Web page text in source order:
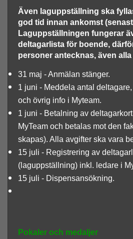
Även laguppställning ska
god tid innan ankomst
Laguppställningen fungerar
deltagarlista för boende,
personer antecknas, även alla
31 maj - Anmälan stänger.
1 juni - Meddela antal
och övrig info i Myteam.
1 juni - Betalning av
MyTeam och betalas mot den
skapas). Alla avgifter ska vara
15 juli - Registrering av
(laguppställning) inkl. ledare i
15 juli - Dispensansökning.
Pokaler och medaljer